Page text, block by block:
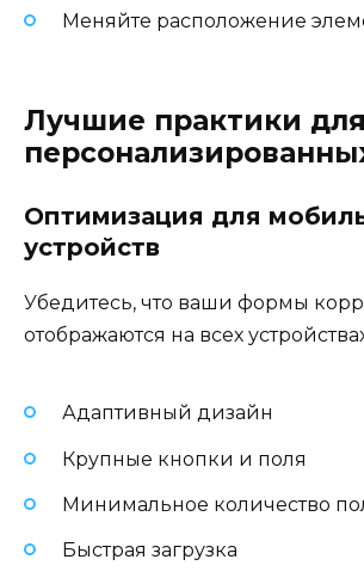
Меняйте расположение
Лучшие практики для
Оптимизация для
устройств
Убедитесь, что ваши формы
отображаются на всех
Адаптивный дизайн
Крупные кнопки и поля
Минимальное количество
Быстрая загрузка